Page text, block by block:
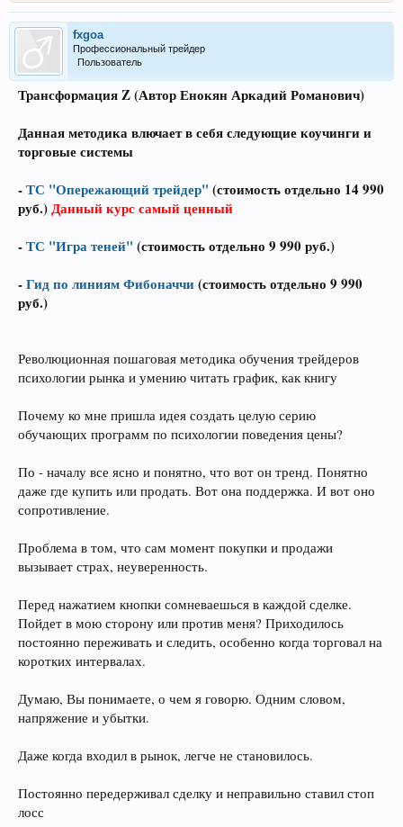
fxgoa
Профессиональный трейдер
Пользователь
Трансформация Z (АвторЕнокян Аркадий Романович)
Данная методика влючает в себя следующие коучинги и
торговые системы
-ТС "Опережающий трейдер" (стоимость отдельно 14 990
руб.)Данный курс самый ценный
-ТС "Игра теней" (стоимость отдельно 9 990 руб.)
-Гид по линиям Фибоначчи(стоимость отдельно 9 990
руб.)
Революционная пошаговая методика обучения трейдеров
психологии рынка и умению читать график, как книгу
Почему ко мне пришла идея создать целую серию
обучающих программ по психологии поведения цены?
По - началу все ясно и понятно, что вот он тренд. Понятно
даже где купить или продать. Вот она поддержка. И вот оно
сопротивление.
Проблема в том, что сам момент покупки и продажи
вызывает страх, неуверенность.
Перед нажатием кнопки сомневаешься в каждой сделке.
Пойдет в мою сторону или против меня? Приходилось
постоянно переживать и следить, особенно когда торговал на
коротких интервалах.
Думаю, Вы понимаете, о чем я говорю. Одним словом,
напряжение и убытки.
Даже когда входил в рынок, легче не становилось.
Постоянно передерживал сделку и неправильно ставил стоп
лосс